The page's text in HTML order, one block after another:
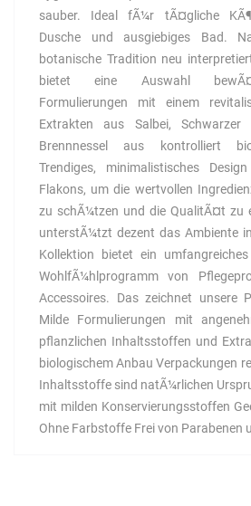
sauber. Ideal fÃ¼r tÃ¤gliche
Dusche und ausgiebiges Bad.
botanische Tradition neu
bietet eine Auswahl
Formulierungen mit einem
Extrakten aus Salbei, Schwarzer
Brennnessel aus kontrolliert
Trendiges, minimalistisches
Flakons, um die wertvollen
zu schÃ¼tzen und die QualitÃ¤t zu
unterstÃ¼tzt dezent das Ambiente
Kollektion bietet ein
WohlfÃ¼hlprogramm von
Accessoires. Das zeichnet unsere
Milde Formulierungen mit
pflanzlichen Inhaltsstoffen und
biologischem Anbau Verpackungen
Inhaltsstoffe sind natÃ¼rlichen
mit milden Konservierungsstoffen
Ohne Farbstoffe Frei von Parabenen